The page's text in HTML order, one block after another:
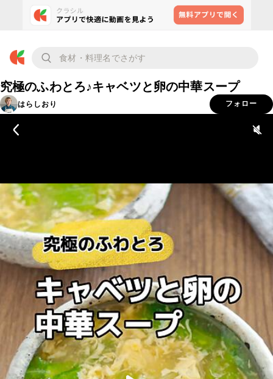
究極のふわとろ♪キャベツと卵の中華スープ
はらしおり フォロー